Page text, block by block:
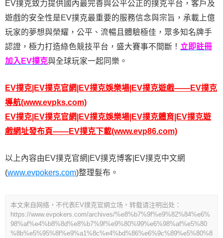
EV撲克致力提供國內最完善與公平公正的撲克平台，客戶及
遊戲的安全性是EV撲克最重要的服務信念與宗旨，承載上億
玩家的夢想與榮耀，公平、流暢且體驗極佳，眾多知名牌手
認證，極力打造綠色競技平台，盛大賽事不間斷！ 立即註冊
加入EV撲克與全球玩家一起同樂。
EV撲克|EV撲克官網|EV撲克娛樂場|EV撲克遊戲——EV撲克
導航(www.evpks.com)
EV撲克|EV撲克官網|EV撲克娛樂場|EV撲克體育|EV撲克遊
戲網址發布頁——EV撲克下載(www.evp86.com)
以上內容由EV撲克官網|EV撲克博客|EV撲克中文網
(www.evpokers.com)整理髮布。
本文来自网络，不代表EV撲克官網立场，转载请注明出处：
https://www.evpokers.com/archives/%e8%b7%9f%e9%82%84%e6%
98%af%e4%b8%8d%e8%b7%9f%e9%80%99%e6%98%af%e5%80
%8b%e5%95%8f%e9%a1%8c%e4%bd%86%e6%9c%89%e5%80%8